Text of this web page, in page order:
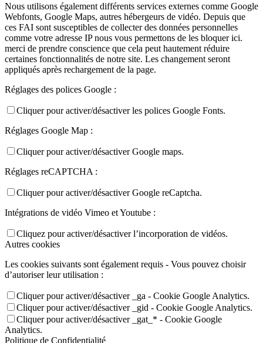
Nous utilisons également différents services externes comme Google
Webfonts, Google Maps, autres hébergeurs de vidéo. Depuis que
ces FAI sont susceptibles de collecter des données personnelles
comme votre adresse IP nous vous permettons de les bloquer ici.
merci de prendre conscience que cela peut hautement réduire
certaines fonctionnalités de notre site. Les changement seront
appliqués après rechargement de la page.
Réglages des polices Google :
Cliquer pour activer/désactiver les polices Google Fonts.
Réglages Google Map :
Cliquer pour activer/désactiver Google maps.
Réglages reCAPTCHA :
Cliquer pour activer/désactiver Google reCaptcha.
Intégrations de vidéo Vimeo et Youtube :
Cliquez pour activer/désactiver l’incorporation de vidéos.
Autres cookies
Les cookies suivants sont également requis - Vous pouvez choisir
d’autoriser leur utilisation :
Cliquer pour activer/désactiver _ga - Cookie Google Analytics.
Cliquer pour activer/désactiver _gid - Cookie Google Analytics.
Cliquer pour activer/désactiver _gat_* - Cookie Google
Analytics.
Politique de Confidentialité